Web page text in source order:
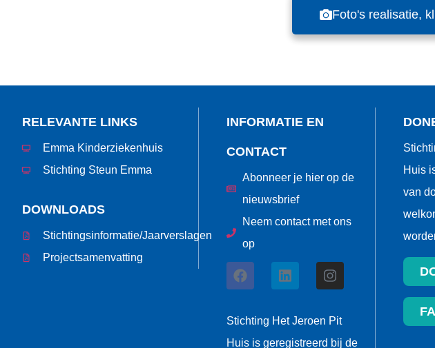
Foto's realisatie,
RELEVANTE LINKS
Emma Kinderziekenhuis
Stichting Steun Emma
DOWNLOADS
Stichtingsinformatie/Jaarverslagen
Projectsamenvatting
INFORMATIE EN
CONTACT
Abonneer je hier op de
nieuwsbrief
Neem contact met ons
op
Stichting Het Jeroen Pit
Huis is geregistreerd bij de
Huis
van